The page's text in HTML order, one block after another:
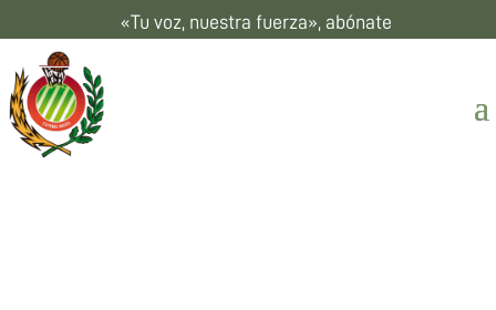
«Tu voz, nuestra fuerza», abónate